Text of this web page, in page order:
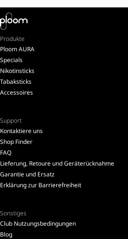
Produkte
Ploom AURA
Specials
Nikotinsticks
Tabaksticks
Accessoires
Support
Kontaktiere uns
Shop Finder
FAQ
Lieferung, Retoure und Geräterücknahme
Garantie und Ersatz
Erklärung zur Barrierefreiheit
Sonstiges
Club Nutzungsbedingungen
Blog